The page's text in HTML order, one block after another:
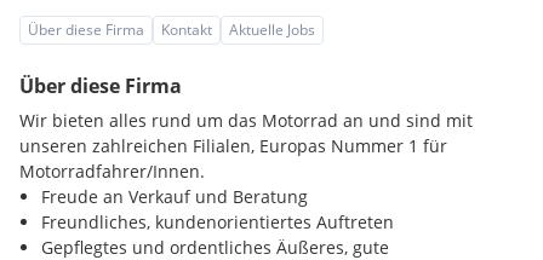
Über diese Firma Kontakt Aktuelle Jobs
Über diese Firma
Wir bieten alles rund um das Motorrad an und sind mit
unseren zahlreichen Filialen, Europas Nummer 1 für
Motorradfahrer/Innen.
Freude an Verkauf und Beratung
Freundliches, kundenorientiertes Auftreten
Gepflegtes und ordentliches Äußeres, gute